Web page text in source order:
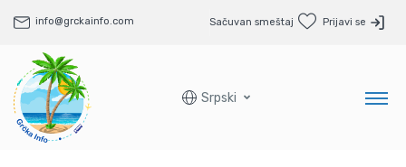
info@grckainfo.com Sačuvan smeštaj Prijavi se
Srpski